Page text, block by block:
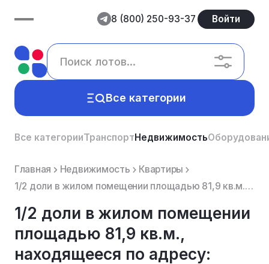
8 (800) 250-93-37 Войти
Все категории
Все категорииТранспортНедвижимость
Главная Недвижимость
Квартиры
1/2 доли в жилом помещении площадью 81,9 кв.м., находящееся по адресу: Республика Татарстан, Рыбно-С...
1/2 доли в жилом помещении
площадью 81,9 кв.м.,
находящееся по адресу: